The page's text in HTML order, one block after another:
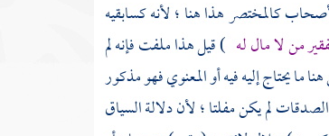
كالمختصر هذا هنا ؛ لأنه كسابقيه
من لا مال له ) قيل هذا ملفت فإنه لم
ما يحتاج إليه فيه أو المعنوي فهو مذكور
لم يكن مفلتا ؛ لأن دلالة السياق